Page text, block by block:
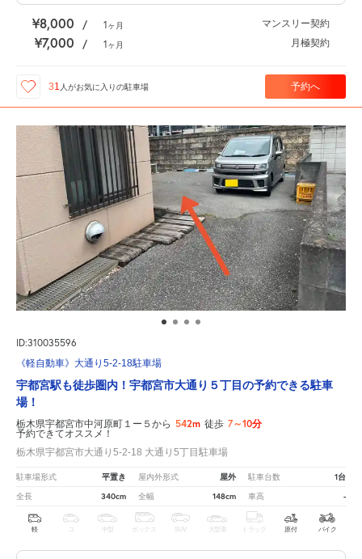
¥8,000 / 1ヶ月 マンスリー契約
¥7,000 / 1ヶ月 月極契約
31 人がお気に入りの駐車場 予約へ
ID:310035596
《軽自動車》大通り5-2-18駐車場
宇都宮駅も徒歩圏内！宇都宮市大通り５丁目の予約できる駐車
場！
栃木県宇都宮市中河原町１ー５から 542m 徒歩 7～10分
予約できてオススメ！
栃木県宇都宮市大通り5-2-18 大通り5丁目駐車場
駐車場形式 平置き 屋内外形式 屋外 駐車台数 1台
全長 340cm 全幅 148cm 車高 -
軽 中型 ボックス SUV 大型車 トラック 原付 バイク